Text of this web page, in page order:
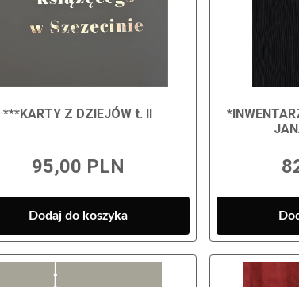
***KARTY Z DZIEJÓW t. II
95,00 PLN
Dodaj do koszyka